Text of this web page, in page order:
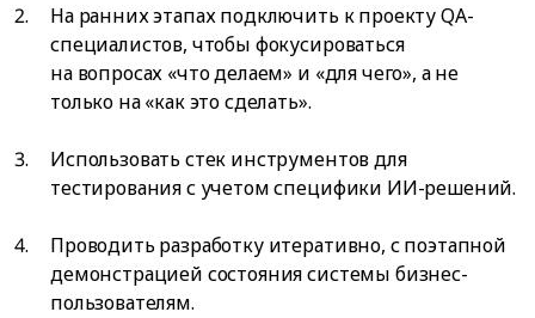
На ранних этапах подключить к проекту QA-
специалистов, чтобы фокусироваться
на вопросах «что делаем» и «для чего», а не
только на «как это сделать».
Использовать стек инструментов для
тестирования с учетом специфики ИИ-решений.
Проводить разработку итеративно, с поэтапной
демонстрацией состояния системы бизнес-
пользователям.